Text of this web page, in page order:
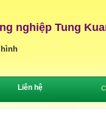
nghiệp Tung
Liên hệ